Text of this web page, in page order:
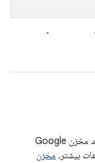
-
برای افزودن وابستگی به CursorAdapter، باید مخزن Google
مخزن